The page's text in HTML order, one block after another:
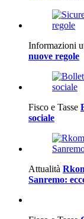
Informazioni
nuove regole
Fisco e Tasse
sociale
Attualità
Sanremo: